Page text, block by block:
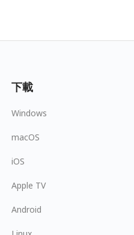
下載
Windows
macOS
iOS
Apple TV
Android